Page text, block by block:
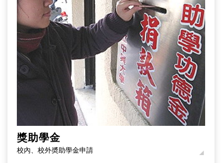
獎助學金
校內、校外奬助學金申請